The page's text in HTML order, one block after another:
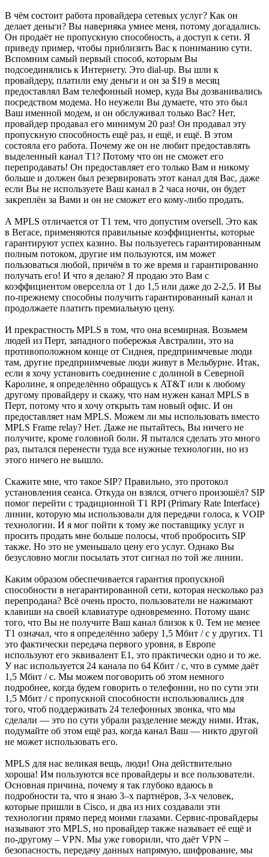
В чём состоит работа провайдера сетевых услуг? Как он
делает деньги? Вы наверняка умнее меня, потому догадались.
Он продаёт не пропускную способность, а доступ к сети. Я
приведу пример, чтобы приблизить Вас к пониманию сути.
Вспомним самый первый способ, которым Вы
подсоединялись к Интернету. Это dial-up. Вы шли к
провайдеру, платили ему деньги и он за $19 в месяц
предоставлял Вам телефонный номер, куда Вы дозванивались
посредством модема. Но неужели Вы думаете, что это был
Ваш именной модем, и он обслуживал только Вас? Нет,
провайдер продавал его минимум 20 раз! Он продавал эту
пропускную способность ещё раз, и ещё, и ещё. В этом
состояла его работа. Почему же он не любит предоставлять
выделенный канал Т1? Потому что он не сможет его
перепродавать! Он предоставляет его только Вам и никому
больше и должен был резервировать этот канал для Вас, даже
если Вы не используете Ваш канал в 2 часа ночи, он будет
закреплён за Вами и он не сможет его кому-либо продать.
А MPLS отличается от Т1 тем, что допустим oversell. Это как
в Вегасе, применяются правильные коэффициенты, которые
гарантируют успех казино. Вы пользуетесь гарантированным
полным потоком, другие им пользуются, им может
пользоваться любой, причём в то же время и гарантированно
получать его! И что я делаю? Я продаю это Вам с
коэффициентом оверселла от 1 до 1,5 или даже до 2-2,5. И Вы
по-прежнему способны получить гарантированный канал и
продолжаете платить премиальную цену.
И прекрастность MPLS в том, что она всемирная. Возьмем
людей из Перт, западного побережья Австралии, это на
противоположном конце от Сиднея, предприимчевые люди
там, другие предприимчевые люди живут в Мельбурне. Итак,
если я хочу установить соединение с долиной в Северной
Каролине, я определённо обращусь к AT&T или к любому
другому провайдеру и скажу, что нам нужен канал MPLS в
Перт, потому что я хочу открыть там новый офис. И он
предоставляет нам MPLS. Можем ли мы использовать вместо
MPLS Frame relay? Нет. Даже не пытайтесь, Вы ничего не
получите, кроме головной боли. Я пытался сделать это много
раз, пытался перенести туда все нужные технологии, но из
этого ничего не вышло.
Скажите мне, что такое SIP? Правильно, это протокол
установления сеанса. Откуда он взялся, отчего произошёл? SIP
помог перейти с традиционной Т1 RPI (Primary Rate Interface)
линии, которую мы использовали для передачи голоса, к VOIP
технологии. И я мог пойти к тому же поставщику услуг и
просить продать мне больше полосы, чтоб пробросить SIP
также. Но это не уменьшало цену его услуг. Однако Вы
безусловно могли посылать этот сигнал по той же линии.
Каким образом обеспечивается гарантия пропускной
способности в негарантированной сети, которая несколько раз
перепродана? Всё очень просто, пользователи не нажимают
клавиши на своей клавиатуре одновременно. Потому шанс
того, что Вы не получите Ваш канал близок к 0. Тем не менее
T1 означал, что я определённо заберу 1,5 Мбит / с у других. T1
это фактически передача первого уровня, в Европе
используют его эквивалент Е1, это практически одно и то же.
У нас используется 24 канала по 64 Кбит / с, что в сумме даёт
1,5 Мбит / с. Мы можем поговорить об этом немного
подробнее, когда будем говорить о телефонии, но по сути эти
1,5 Мбит / с пропускной способности использовались для
того, чтоб поддерживать 24 телефонных звонка, что мы
сделали — это по сути убрали разделение между ними. Итак,
подумайте об этом ещё раз, когда канал Ваш — никто другой
не может использовать его.
MPLS для нас великая вещь, люди! Она действительно
хороша! Им пользуются все провайдеры и все пользователи.
Основная причина, почему я так глубоко вдаюсь в
подробности та, что я знаю 3–х партнёров, 3-х человек,
которые пришли в Cisco, и два из них создавали эти
технологии прямо перед моими глазами. Сервис-провайдеры
называют это MPLS, но провайдер также называет её ещё и
по-другому – VPN. Мы уже говорили, что даёт VPN –
безопасность, передачу данных напрямую, шифрование, мы